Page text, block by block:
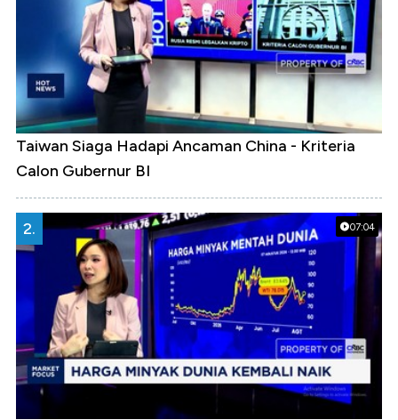
Taiwan Siaga Hadapi Ancaman China - Kriteria
Calon Gubernur BI
07:04
2.